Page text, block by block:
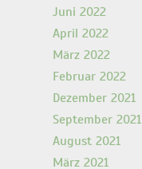
Juni 2022
April 2022
März 2022
Februar 2022
Dezember 2021
September 2021
August 2021
März 2021